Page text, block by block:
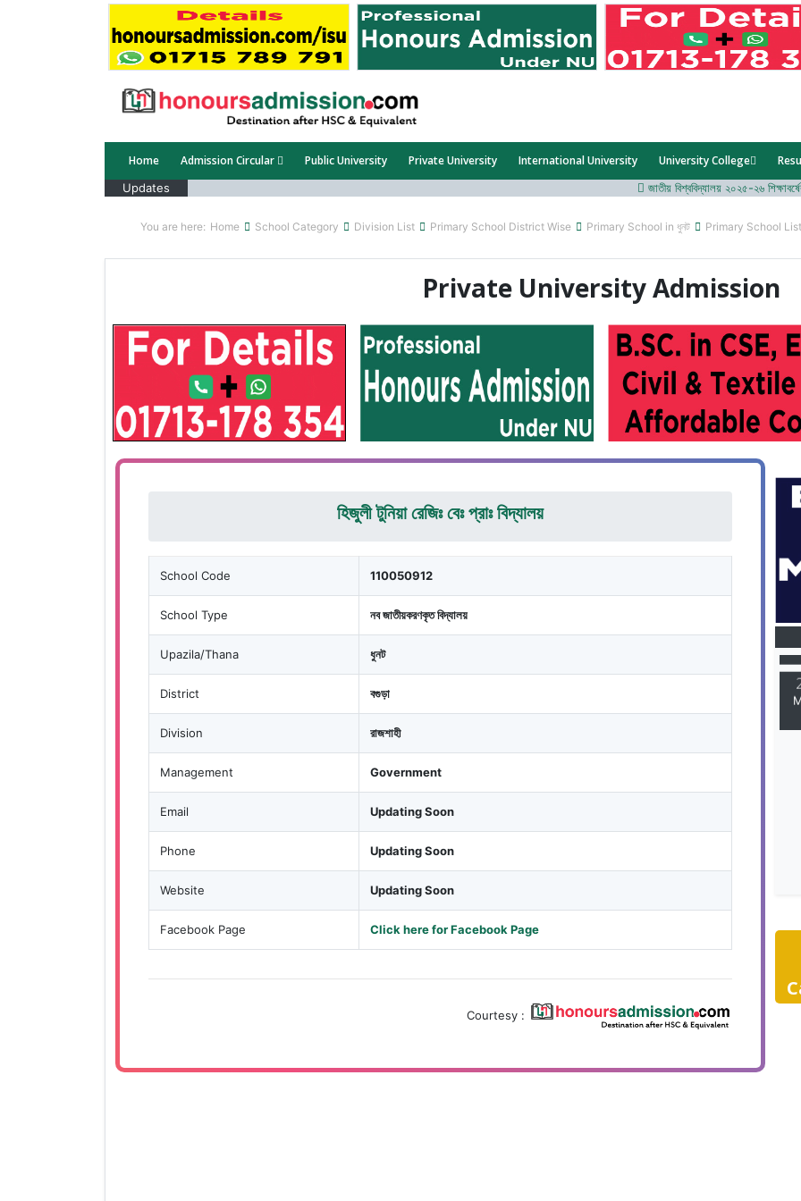
Home Admission Circular Public University Private University International University University College
Updates জাতীয় বিশ্ববিদ্যালয় ২০২৫-২৬ শিক্ষাবর্ষের
You are here: Home School Category Division List Primary School District Wise Primary School in ধুনট Primary School List
Private University Admission
হিজুলী টুনিয়া রেজিঃ বেঃ প্রাঃ বিদ্যালয়
School Code 110050912
School Type নব জাতীয়করণকৃত বিদ্যালয়
Upazila/Thana ধুনট
District বগুড়া
Division রাজশাহী
Management Government
Email Updating Soon
Phone Updating Soon
Website Updating Soon
Facebook Page Click here for Facebook Page
Courtesy :